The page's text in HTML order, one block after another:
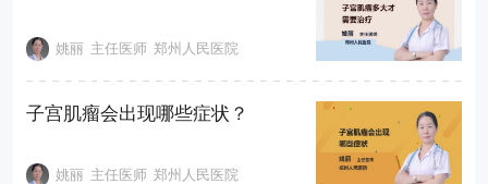
姚丽 主任医师 郑州人民医院
子宫肌瘤会出现哪些症状？
姚丽 主任医师 郑州人民医院